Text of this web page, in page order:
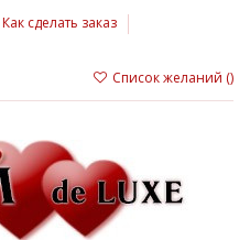
Как сделать заказ
Список желаний ()